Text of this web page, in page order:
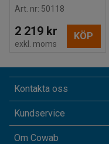
Art. nr: 50118
2 219 kr
exkl. moms
KÖP
Kontakta oss
Kundservice
Om Cowab